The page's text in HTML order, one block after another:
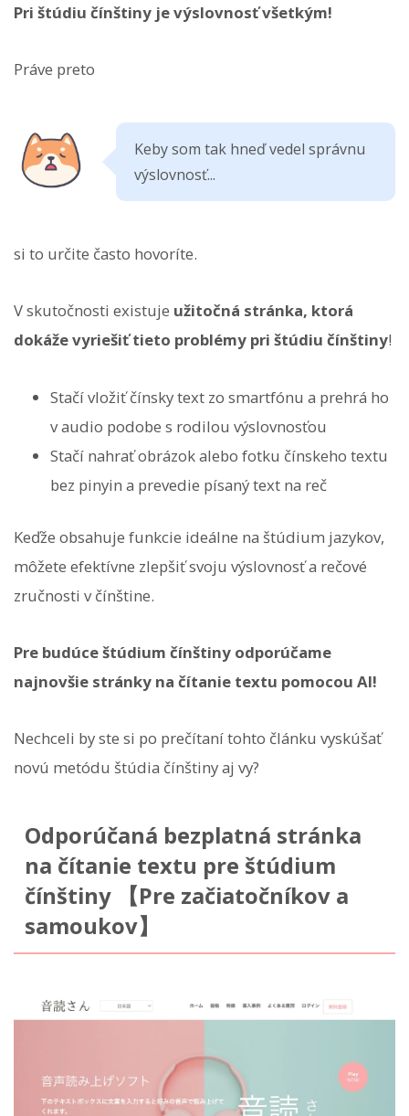
Pri štúdiu čínštiny je výslovnosť všetkým!
Práve preto
Keby som tak hneď vedel správnu
výslovnosť...
si to určite často hovoríte.
V skutočnosti existuje užitočná stránka, ktorá
dokáže vyriešiť tieto problémy pri štúdiu čínštiny!
Stačí vložiť čínsky text zo smartfónu a prehrá ho
v audio podobe s rodilou výslovnosťou
Stačí nahrať obrázok alebo fotku čínskeho textu
bez pinyin a prevedie písaný text na reč
Keďže obsahuje funkcie ideálne na štúdium jazykov,
môžete efektívne zlepšiť svoju výslovnosť a rečové
zručnosti v čínštine.
Pre budúce štúdium čínštiny odporúčame
najnovšie stránky na čítanie textu pomocou AI!
Nechceli by ste si po prečítaní tohto článku vyskúšať
novú metódu štúdia čínštiny aj vy?
Odporúčaná bezplatná stránka
na čítanie textu pre štúdium
čínštiny 【Pre začiatočníkov a
samoukov】